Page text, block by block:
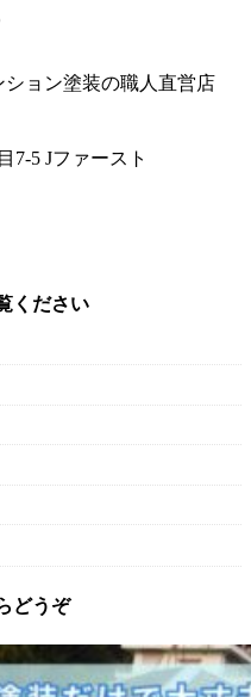
ョン塗装の職人直営店
7-5 Jファースト
ください
どうぞ